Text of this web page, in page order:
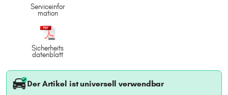
Serviceinfor
mation
Sicherheits
datenblatt
Der Artikel ist universell verwendbar